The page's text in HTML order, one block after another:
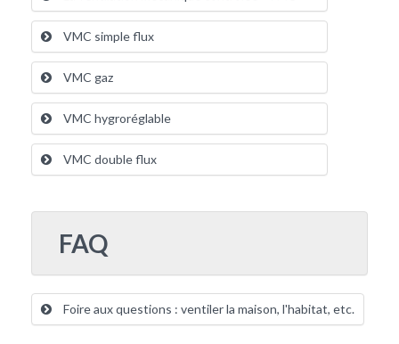
VMC simple flux
VMC gaz
VMC hygroréglable
VMC double flux
FAQ
Foire aux questions : ventiler la maison, l'habitat, etc.